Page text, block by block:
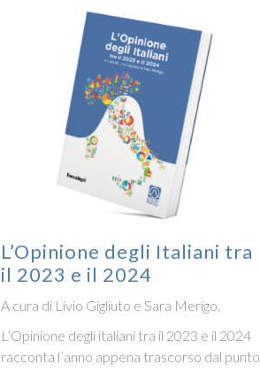
L’Opinione degli Italiani tra
il 2023 e il 2024
A cura di Livio Gigliuto e Sara Merigo.
L’Opinione degli italiani tra il 2023 e il 2024
racconta l’anno appena trascorso dal punto